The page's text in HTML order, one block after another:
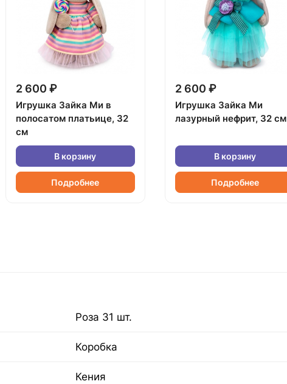
2 600 ₽
Игрушка Зайка Ми в
полосатом платьице, 32
см
В корзину
Подробнее
2 600 ₽
Игрушка Зайка Ми
лазурный нефрит, 32 см
В корзину
Подробнее
Роза 31 шт.
Коробка
Кения